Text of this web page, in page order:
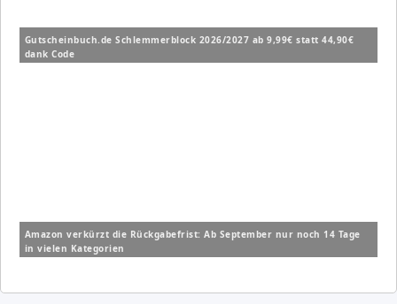
Gutscheinbuch.de Schlemmerblock 2026/2027 ab 9,99€ statt 44,90€
dank Code
Amazon verkürzt die Rückgabefrist: Ab September nur noch 14 Tage
in vielen Kategorien